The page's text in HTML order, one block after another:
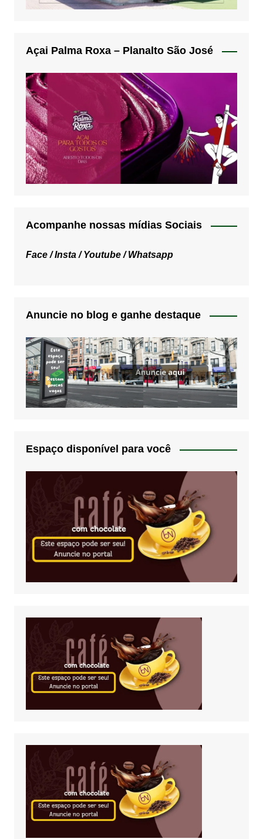
Açai Palma Roxa – Planalto São José
Acompanhe nossas mídias Sociais
Face /Insta /Youtube /Whatsapp
Anuncie no blog e ganhe destaque
Espaço disponível para você